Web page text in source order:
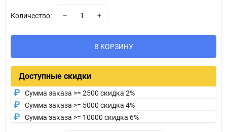
Количество:
В КОРЗИНУ
Доступные скидки
Сумма заказа >= 2500 скидка 2%
Сумма заказа >= 5000 скидка 4%
Сумма заказа >= 10000 скидка 6%